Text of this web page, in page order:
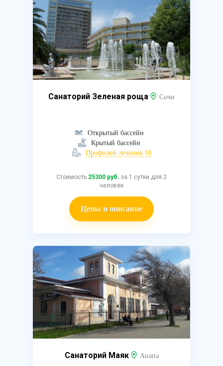
Санаторий Зеленая роща Сочи
Открытый бассейн
Крытый бассейн
Профилей лечения 10
Стоимость 25300 руб. за 1 сутки для 2
человек
Цены и описание
Санаторий Маяк Анапа